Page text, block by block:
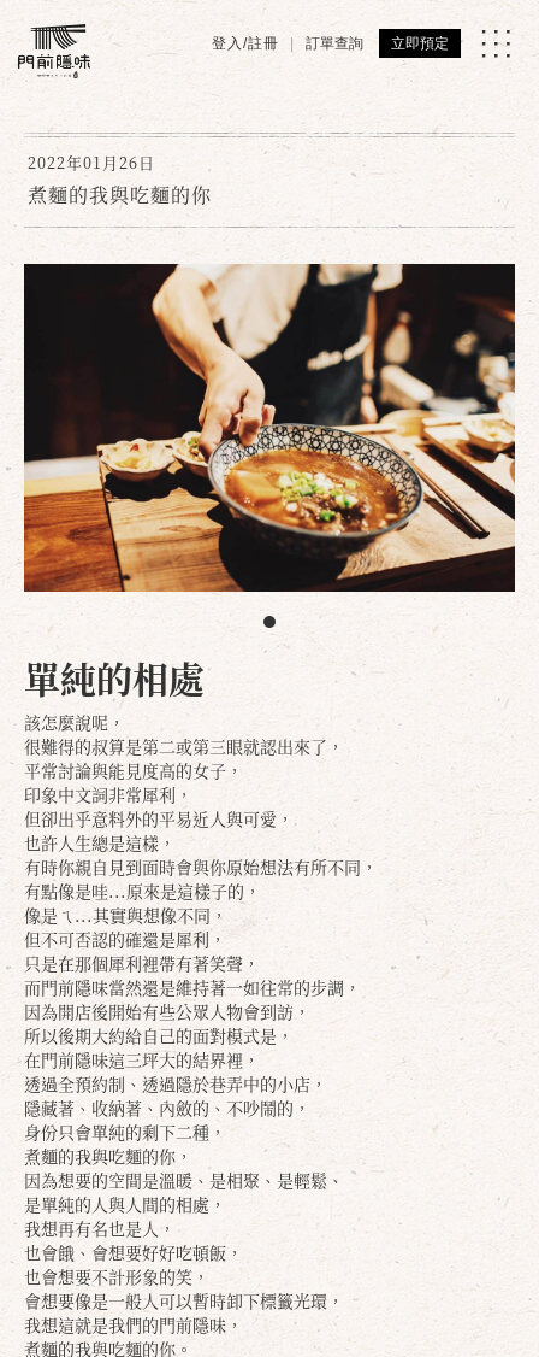
登入/註冊 訂單查詢 立即預定
2022年01月26日
煮麵的我與吃麵的你
單純的相處
該怎麼說呢，
很難得的叔算是第二或第三眼就認出來了，
平常討論與能見度高的女子，
印象中文詞非常犀利，
但卻出乎意料外的平易近人與可愛，
也許人生總是這樣，
有時你親自見到面時會與你原始想法有所不同，
有點像是哇...原來是這樣子的，
像是ㄟ...其實與想像不同，
但不可否認的確還是犀利，
只是在那個犀利裡帶有著笑聲，
而門前隱味當然還是維持著一如往常的步調，
因為開店後開始有些公眾人物會到訪，
所以後期大約給自己的面對模式是，
在門前隱味這三坪大的結界裡，
透過全預約制、透過隱於巷弄中的小店，
隱藏著、收納著、內斂的、不吵鬧的，
身份只會單純的剩下二種，
煮麵的我與吃麵的你，
因為想要的空間是溫暖、是相聚、是輕鬆、
是單純的人與人間的相處，
我想再有名也是人，
也會餓、會想要好好吃頓飯，
也會想要不計形象的笑，
會想要像是一般人可以暫時卸下標籤光環，
我想這就是我們的門前隱味，
煮麵的我與吃麵的你。